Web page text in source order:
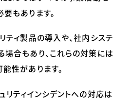
もあります。
ティ製品の導入や、社内システ
合もあり、これらの対策には
性があります。
リティインシデントへの対応は